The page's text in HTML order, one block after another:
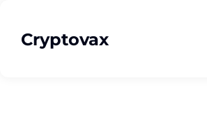
Cryptovax